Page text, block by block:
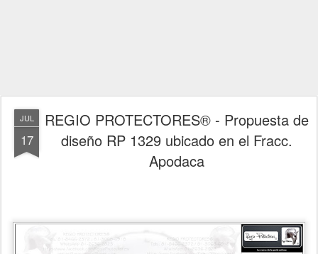
JUL
17
REGIO PROTECTORES® - Propuesta de
diseño RP 1329 ubicado en el Fracc.
Apodaca